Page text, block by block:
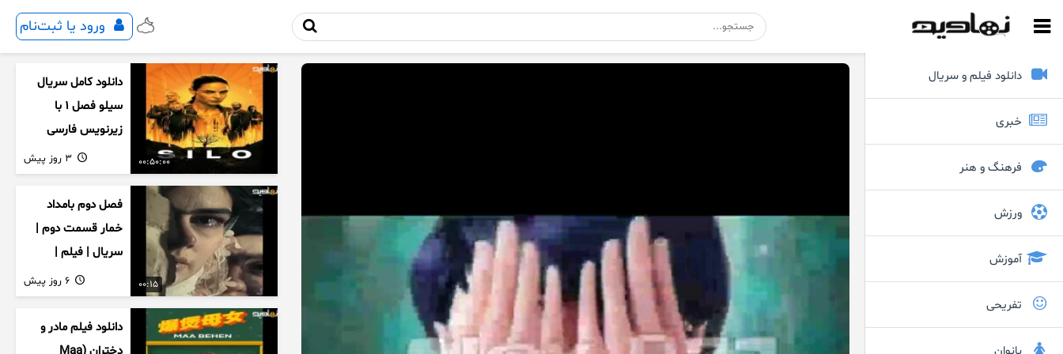
ورود یا ثبت‌نام
دانلود فیلم و سریال
خبری
فرهنگ و هنر
ورزش
آموزش
تفریحی
00:50:00
دانلود کامل سریال
سیلو فصل ۱ با
زیرنویس فارسی
00:15
فصل دوم بامداد
خمار قسمت دوم |
سریال | فیلم |
نمایش خانگی |
محبوبه | سینمایی
دانلود فیلم مادر و